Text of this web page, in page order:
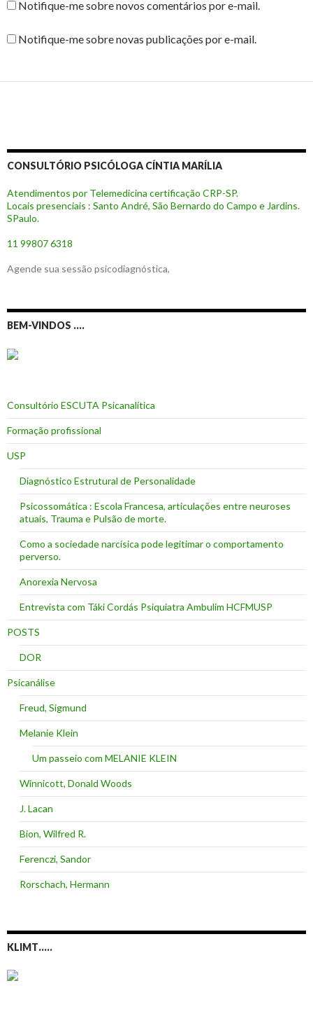
Notifique-me sobre novos comentários por e-mail.
Notifique-me sobre novas publicações por e-mail.
CONSULTÓRIO PSICÓLOGA CÍNTIA MARÍLIA
Atendimentos por Telemedicina certificação CRP-SP.
Locais presenciais : Santo André, São Bernardo do Campo e Jardins.
SPaulo.
11 99807 6318
Agende sua sessão psicodiagnóstica,
BEM-VINDOS ….
Consultório ESCUTA Psicanalítica
Formação profissional
USP
Diagnóstico Estrutural de Personalidade
Psicossomática : Escola Francesa, articulações entre neuroses
atuais, Trauma e Pulsão de morte.
Como a sociedade narcísica pode legitimar o comportamento
perverso.
Anorexia Nervosa
Entrevista com Táki Cordás Psiquiatra Ambulim HCFMUSP
POSTS
DOR
Psicanálise
Freud, Sigmund
Melanie Klein
Um passeio com MELANIE KLEIN
Winnicott, Donald Woods
J. Lacan
Bion, Wilfred R.
Ferenczi, Sandor
Rorschach, Hermann
KLIMT…..